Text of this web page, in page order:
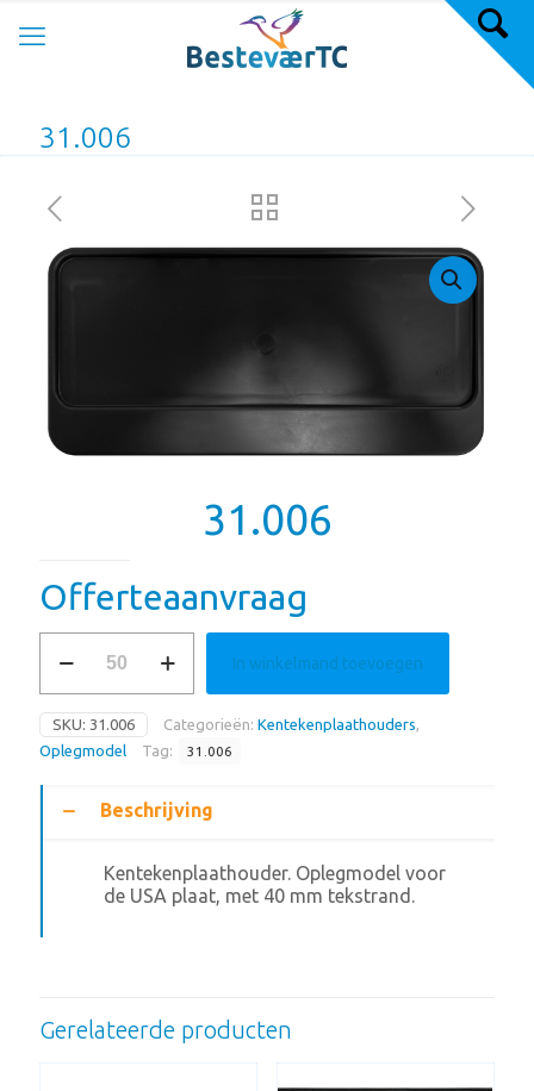
31.006
31.006
Offerteaanvraag
aantal
In winkelmand toevoegen
SKU: 31.006 Categorieën: Kentekenplaathouders,
Oplegmodel
Tag: 31.006
Beschrijving
Kentekenplaathouder. Oplegmodel voor
de USA plaat, met 40 mm tekstrand.
Gerelateerde producten